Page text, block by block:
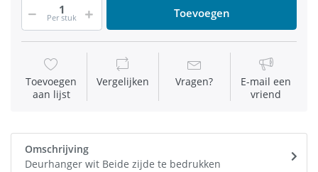
Per stuk Toevoegen
Toevoegen
aan lijst
Vergelijken Vragen?
E-mail een
vriend
Omschrijving
Deurhanger wit Beide zijde te bedrukken